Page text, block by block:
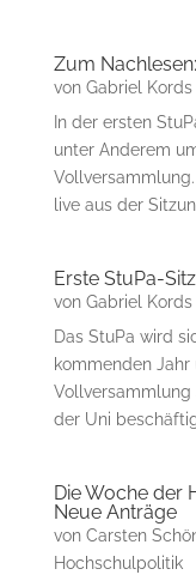
Zum
von Gabriel Kords|
In der ersten
unter Anderem
live aus der
Erste StuPa-
von Gabriel Kords|
Das StuPa wird
kommenden
Vollversammlung
der Uni
Die Woche der
Neue Anträge
von Carsten
Hochschulpolitik